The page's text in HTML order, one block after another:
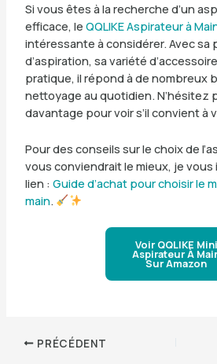
Si vous êtes à la recherche d’un
efficace, le QQLIKE Aspirateur à
intéressante à considérer. Avec sa
d’aspiration, sa variété
pratique, il répond à de nombreux
nettoyage au quotidien. N’hésitez
davantage pour voir s’il convient à
Pour des conseils sur le choix de
vous conviendrait le mieux, je
lien : Guide d’achat pour choisir le
main.
Voir QQLIKE Mini
Aspirateur À
Sur Amazon
PRÉCÉDENT